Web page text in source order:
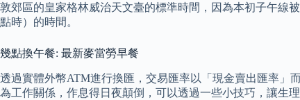
敦郊區的皇家格林威治天文臺的標準時間，因為本初子午線
點時）的時間。
幾點換午餐: 最新麥當勞早餐
透過實體外幣ATM進行換匯，交易匯率以「現金賣出匯率」
為工作關係，作息得日夜顛倒，可以透過一些小技巧，讓生